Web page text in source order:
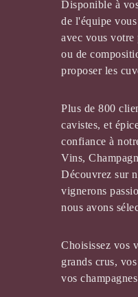
Disponible à
de l'équipe
avec vous votre
ou de
proposer les
Plus de 800
cavistes, et
confiance à
Vins,
Découvrez sur
vignerons
nous avons
Choisissez vos
grands crus,
vos